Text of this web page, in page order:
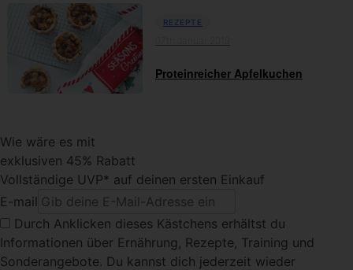
REZEPTE
Proteinreicher Apfelkuchen
Wie wäre es mit
exklusiven 45% Rabatt
Vollständige UVP* auf deinen ersten Einkauf
E-mail
Durch Anklicken dieses Kästchens erhältst du
Informationen über Ernährung, Rezepte, Training und
Sonderangebote. Du kannst dich jederzeit wieder